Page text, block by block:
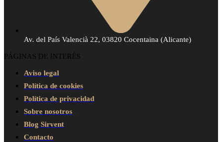
Av. del País Valencià 22, 03820 Cocentaina (Alicante)
PÁGINAS DE INTERÉS
Aviso legal
Política de cookies
Política de privacidad
Sobre nosotros
Blog Sirvent
Contacto